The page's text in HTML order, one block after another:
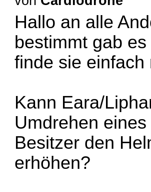
Hallo an alle
bestimmt gab
finde sie einfach
Kann Eara/
Umdrehen eines
Besitzer den
erhöhen?